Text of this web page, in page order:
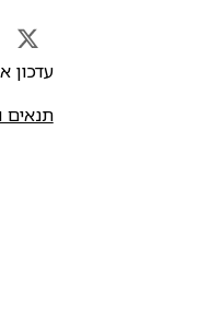
עדכון
תנאים